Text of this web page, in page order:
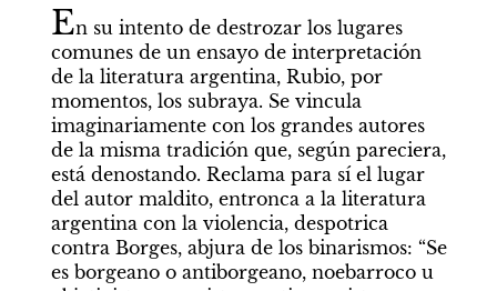
En su intento de destrozar los lugares
comunes de un ensayo de interpretación
de la literatura argentina, Rubio, por
momentos, los subraya. Se vincula
imaginariamente con los grandes autores
de la misma tradición que, según pareciera,
está denostando. Reclama para sí el lugar
del autor maldito, entronca a la literatura
argentina con la violencia, despotrica
contra Borges, abjura de los binarismos: “Se
es borgeano o antiborgeano, noebarroco u